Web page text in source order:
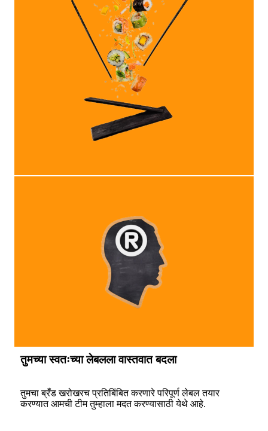
तुमच्या स्वतःच्या लेबलला वास्तवात बदला
तुमचा ब्रँड खरोखरच प्रतिबिंबित करणारे परिपूर्ण लेबल तयार
करण्यात आमची टीम तुम्हाला मदत करण्यासाठी येथे आहे.